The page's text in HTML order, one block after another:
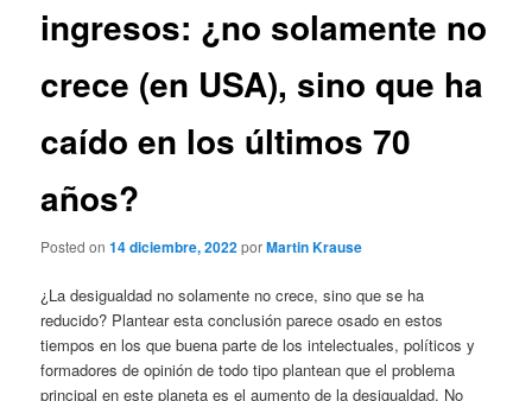
ingresos: ¿no solamente no
crece (en USA), sino que ha
caído en los últimos 70
años?
Posted on14 diciembre, 2022porMartin Krause
¿La desigualdad no solamente no crece, sino que se ha
reducido? Plantear esta conclusión parece osado en estos
tiempos en los que buena parte de los intelectuales, políticos y
formadores de opinión de todo tipo plantean que el problema
principal en este planeta es el aumento de la desigualdad. No